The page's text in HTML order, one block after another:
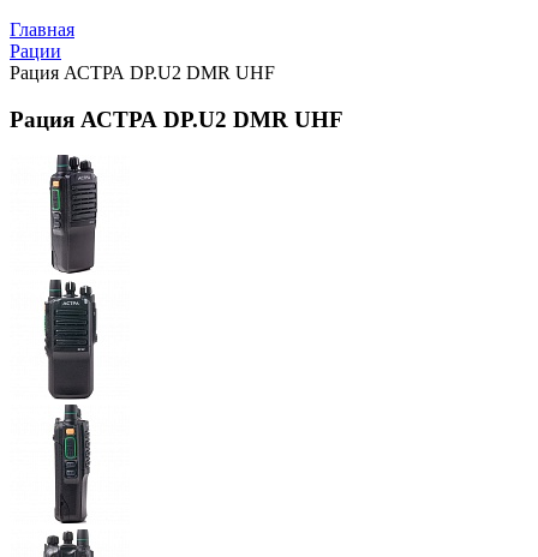
Главная
Рации
Рация АСТРА DP.U2 DMR UHF
Рация АСТРА DP.U2 DMR UHF